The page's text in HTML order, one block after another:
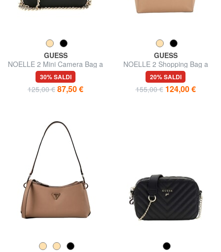
GUESS
NOELLE 2 Mini Camera Bag a
tracolla
30% SALDI
125,00 € 87,50 €
GUESS
NOELLE 2 Shopping Bag a
spalla
20% SALDI
155,00 € 124,00 €